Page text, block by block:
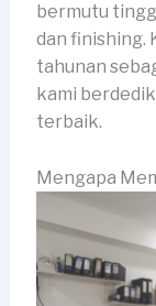
bermutu
dan finishing.
tahunan
kami
terbaik.
Mengapa